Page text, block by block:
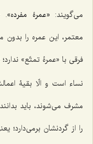
می‌گویند:«عمرۀ مفرده».
معتمر، این عمره را
فرقی با «عمرۀ تمتّع»
نساء است و الّا بقیۀ
مشرف می‌شوند، باید
را از گردنشان